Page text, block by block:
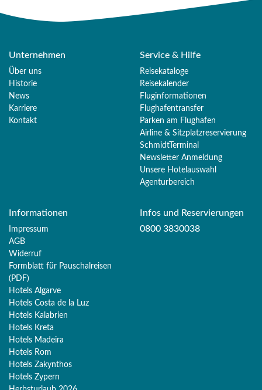
Unternehmen
Über uns
Historie
News
Karriere
Kontakt
Service & Hilfe
Reisekataloge
Reisekalender
Fluginformationen
Flughafentransfer
Parken am Flughafen
Airline & Sitzplatzreservierung
SchmidtTerminal
Newsletter Anmeldung
Unsere Hotelauswahl
Agenturbereich
Informationen
Impressum
AGB
Widerruf
Formblatt für Pauschalreisen
(PDF)
Hotels Algarve
Hotels Costa de la Luz
Hotels Kalabrien
Hotels Kreta
Hotels Madeira
Hotels Rom
Hotels Zakynthos
Hotels Zypern
Infos und Reservierungen
0800 3830038